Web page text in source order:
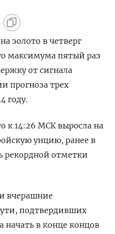
золото в четверг
максимума пятый раз
от сигнала
прогноза трех
году.
к 14:26 МСК выросла на
унцию, ранее в
рекордной отметки
вчерашние
подтвердивших
начать в конце концов